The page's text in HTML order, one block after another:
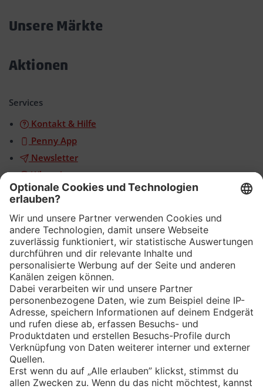
Unsere Märkte
Aktionen
Services
Kontakt & Hilfe
Penny App
Newsletter
WhatsApp
App